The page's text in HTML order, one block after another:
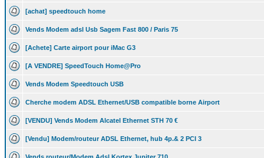
[achat] speedtouch home
Vends Modem adsl Usb Sagem Fast 800 / Paris 75
[Achete] Carte airport pour iMac G3
[A VENDRE] SpeedTouch Home@Pro
Vends Modem Speedtouch USB
Cherche modem ADSL Ethernet/USB compatible borne Airport
[VENDU] Vends Modem Alcatel Ethernet STH 70 €
[Vendu] Modem/routeur ADSL Ethernet, hub 4p.& 2 PCI 3